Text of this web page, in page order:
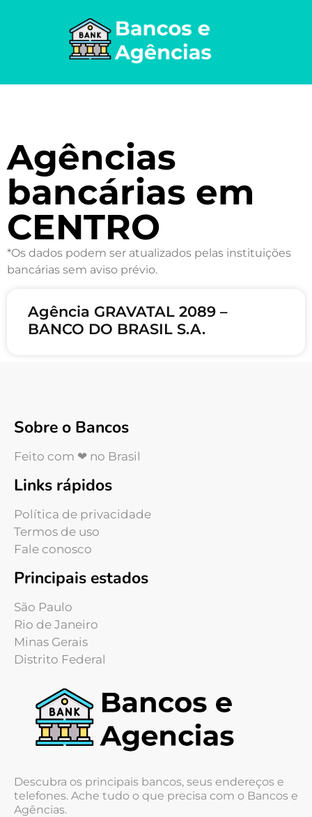
Agências
bancárias em
CENTRO
*Os dados podem ser atualizados pelas instituições
bancárias sem aviso prévio.
Agência GRAVATAL 2089 –
BANCO DO BRASIL S.A.
Sobre o Bancos
Feito com ❤ no Brasil
Links rápidos
Política de privacidade
Termos de uso
Fale conosco
Principais estados
São Paulo
Rio de Janeiro
Minas Gerais
Distrito Federal
Descubra os principais bancos, seus endereços e
telefones. Ache tudo o que precisa com o Bancos e
Agências.